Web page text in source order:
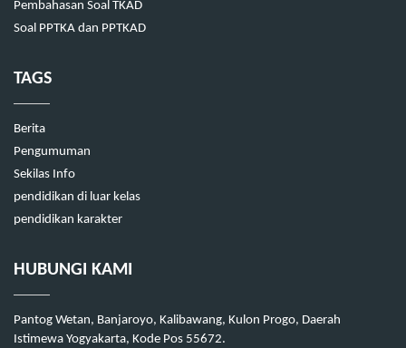
Pembahasan Soal TKAD
Soal PPTKA dan PPTKAD
TAGS
Berita
Pengumuman
Sekilas Info
pendidikan di luar kelas
pendidikan karakter
HUBUNGI KAMI
Pantog Wetan, Banjaroyo, Kalibawang, Kulon Progo, Daerah
Istimewa Yogyakarta, Kode Pos 55672.